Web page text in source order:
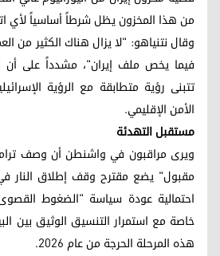
من هذا المخزون يظل شرطاً أساسياً لأي
وقال نتنياهو: "لا يزال هناك الكثير من
فيما يخص ملف إيران"، مشدداً على أن
تتبنى رؤية متطابقة مع الرؤية
الأمن الإقليمي.
مستقبل التهدئة
ويرى مراقبون في واشنطن أن وصف ترامب
مقبول" يضع مقترح وقف إطلاق النار
احتمالية عودة سياسة "الضغوط
خاصة مع استمرار التنسيق الوثيق بين
هذه المرحلة الحرجة من عام 2026.